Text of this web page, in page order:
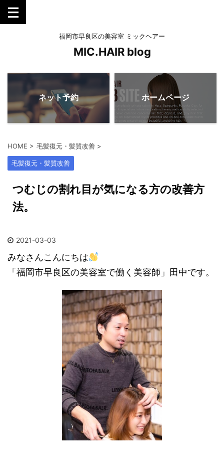
福岡市早良区の美容室 ミックヘアー
MIC.HAIR blog
ネット予約 ホームページ
HOME > 毛髪復元・髪質改善 >
毛髪復元・髪質改善
つむじの割れ目が気になる方の改善方
法。
2021-03-03
みなさんこんにちは
「福岡市早良区の美容室で働く美容師」田中です。